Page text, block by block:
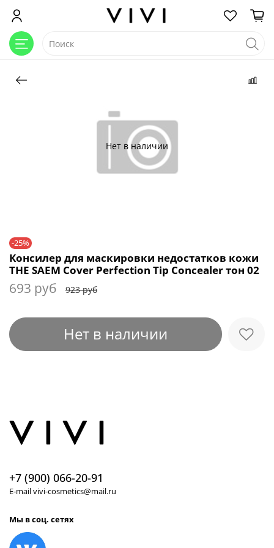
Нет в наличии
-25%
Консилер для маскировки недостатков кожи
THE SAEM Cover Perfection Tip Concealer тон 02
693 руб 923 руб
Нет в наличии
+7 (900) 066-20-91
E-mail vivi-cosmetics@mail.ru
Мы в соц. сетях